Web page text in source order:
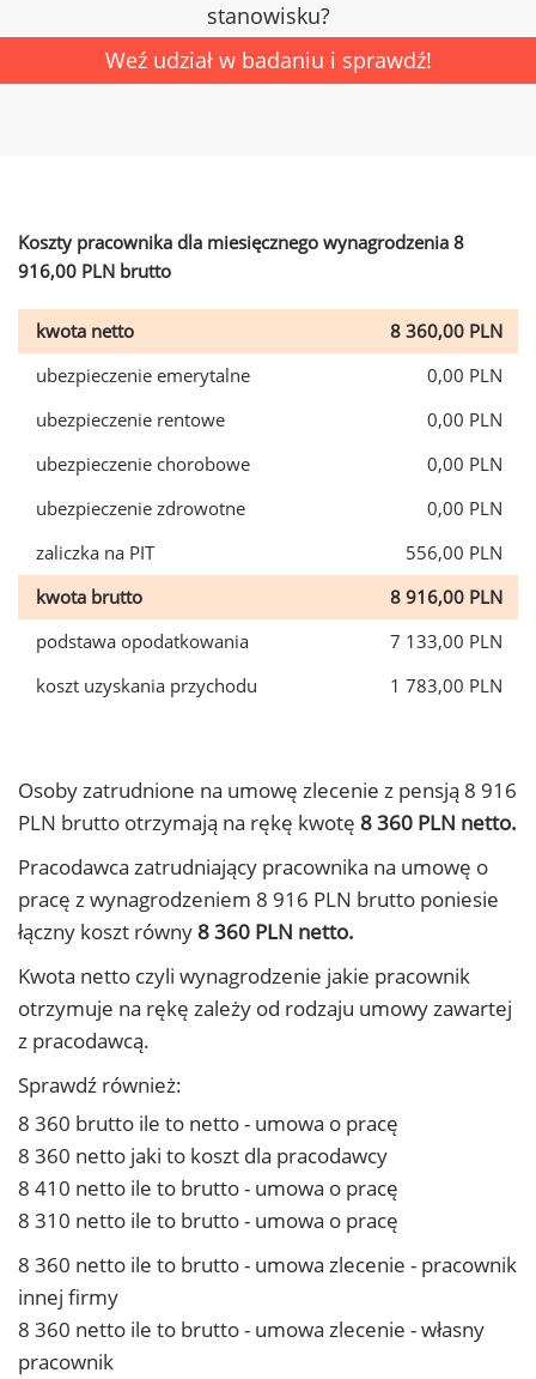
stanowisku?
Weź udział w badaniu i sprawdź!
Koszty pracownika dla miesięcznego wynagrodzenia 8
916,00 PLN brutto
kwota netto
8 360,00 PLN
ubezpieczenie emerytalne
0,00 PLN
ubezpieczenie rentowe
0,00 PLN
ubezpieczenie chorobowe
0,00 PLN
ubezpieczenie zdrowotne
0,00 PLN
zaliczka na PIT
556,00 PLN
kwota brutto
8 916,00 PLN
podstawa opodatkowania
7 133,00 PLN
koszt uzyskania przychodu
1 783,00 PLN
Osoby zatrudnione na umowę zlecenie z pensją 8 916
PLN brutto otrzymają na rękę kwotę 8 360 PLN netto.
Pracodawca zatrudniający pracownika na umowę o
pracę z wynagrodzeniem 8 916 PLN brutto poniesie
łączny koszt równy8 360 PLN netto.
Kwota netto czyli wynagrodzenie jakie pracownik
otrzymuje na rękę zależy od rodzaju umowy zawartej
z pracodawcą.
Sprawdź również:
8 360 brutto ile to netto - umowa o pracę
8 360 netto jaki to koszt dla pracodawcy
8 410 netto ile to brutto - umowa o pracę
8 310 netto ile to brutto - umowa o pracę
8 360 netto ile to brutto - umowa zlecenie - pracownik
innej firmy
8 360 netto ile to brutto - umowa zlecenie - własny
pracownik